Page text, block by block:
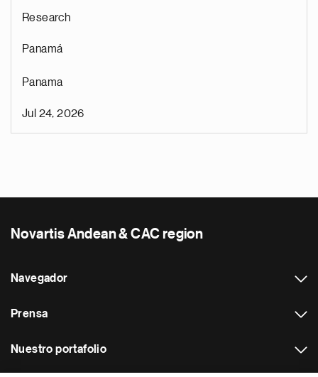
Research
Panamá
Panama
Jul 24, 2026
Novartis Andean & CAC region
Navegador
Prensa
Nuestro portafolio